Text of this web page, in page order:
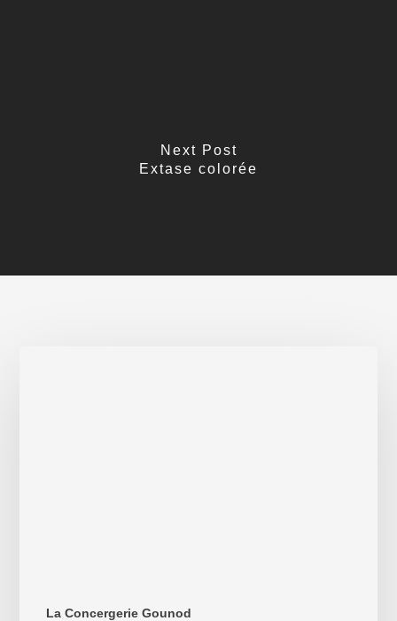
Next Post
Extase colorée
La Concergerie Gounod